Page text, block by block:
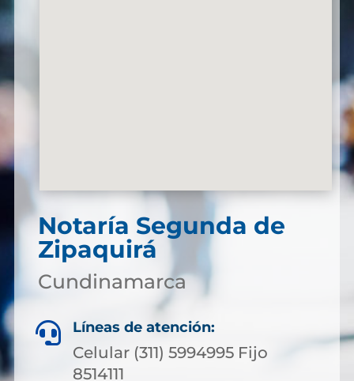
Notaría Segunda de
Zipaquirá
Cundinamarca
 Líneas de atención:
Celular (311) 5994995 Fijo
8514111